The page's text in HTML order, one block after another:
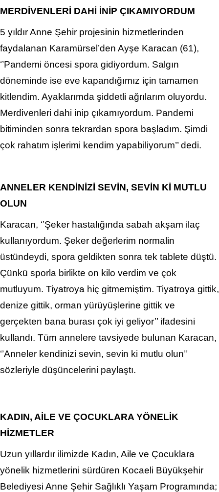
MERDİVENLERİ DAHİ İNİP ÇIKAMIYORDUM
5 yıldır Anne Şehir projesinin hizmetlerinden
faydalanan Karamürsel’den Ayşe Karacan (61),
‘’Pandemi öncesi spora gidiyordum. Salgın
döneminde ise eve kapandığımız için tamamen
kitlendim. Ayaklarımda şiddetli ağrılarım oluyordu.
Merdivenleri dahi inip çıkamıyordum. Pandemi
bitiminden sonra tekrardan spora başladım. Şimdi
çok rahatım işlerimi kendim yapabiliyorum’’ dedi.
ANNELER KENDİNİZİ SEVİN, SEVİN Kİ MUTLU
OLUN
Karacan, ‘’Şeker hastalığında sabah akşam ilaç
kullanıyordum. Şeker değerlerim normalin
üstündeydi, spora geldikten sonra tek tablete düştü.
Çünkü sporla birlikte on kilo verdim ve çok
mutluyum. Tiyatroya hiç gitmemiştim. Tiyatroya gittik,
denize gittik, orman yürüyüşlerine gittik ve
gerçekten bana burası çok iyi geliyor’’ ifadesini
kullandı. Tüm annelere tavsiyede bulunan Karacan,
‘’Anneler kendinizi sevin, sevin ki mutlu olun’’
sözleriyle düşüncelerini paylaştı.
KADIN, AİLE VE ÇOCUKLARA YÖNELİK
HİZMETLER
Uzun yıllardır ilimizde Kadın, Aile ve Çocuklara
yönelik hizmetlerini sürdüren Kocaeli Büyükşehir
Belediyesi Anne Şehir Sağlıklı Yaşam Programında;